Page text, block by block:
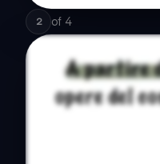
2 of 4